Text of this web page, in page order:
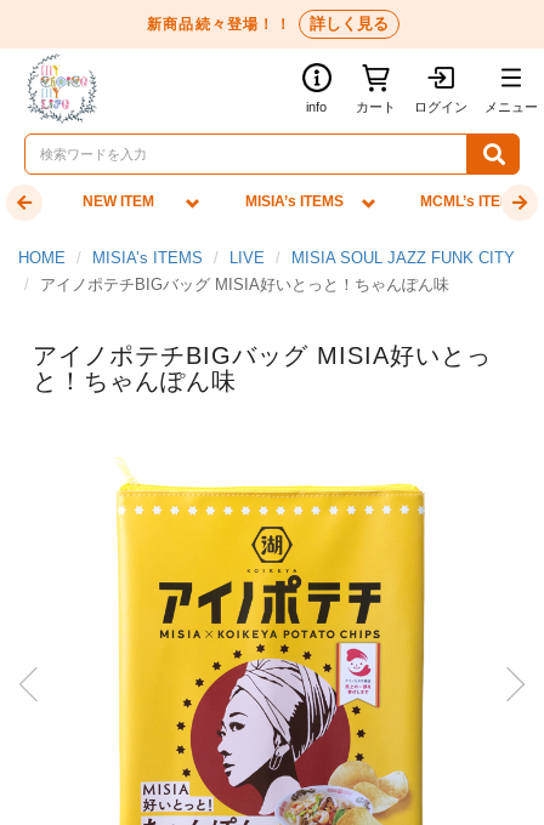
新商品続々登場！！ 詳しく見る
info カート ログイン メニュー
NEW ITEM MISIA’s ITEMS MCML’s ITEMS
HOME MISIA’s ITEMS LIVE
MISIA SOUL JAZZ FUNK CITY
アイノポテチBIGバッグ MISIA好いとっと！ちゃんぽん味
アイノポテチBIGバッグ MISIA好いとっ
と！ちゃんぽん味